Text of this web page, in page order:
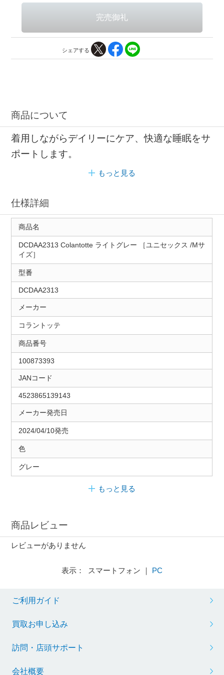
シェアする
商品について
着用しながらデイリーにケア、快適な睡眠をサ
ポートします。
もっと見る
仕様詳細
商品名
DCDAA2313 Colantotte ライトグレー ［ユニセックス /Mサ
イズ］
型番
DCDAA2313
メーカー
コラントッテ
商品番号
100873393
JANコード
4523865139143
メーカー発売日
2024/04/10発売
色
グレー
もっと見る
商品レビュー
レビューがありません
表示： スマートフォン ｜ PC
ご利用ガイド
買取お申し込み
訪問・店頭サポート
会社概要